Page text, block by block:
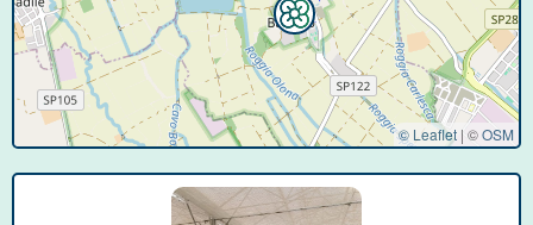
© Leaflet | ©OSM